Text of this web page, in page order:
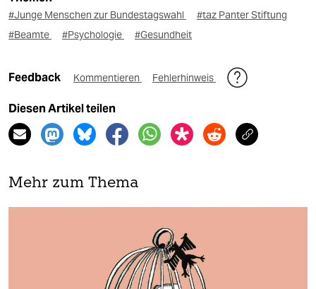
#Junge Menschen zur Bundestagswahl
#taz Panter Stiftung
#Beamte
#Psychologie #Gesundheit
Feedback Kommentieren Fehlerhinweis
Diesen Artikel teilen
Mehr zum Thema